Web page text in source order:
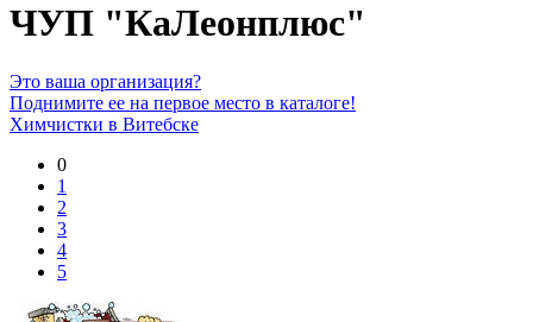
ЧУП "КаЛеонплюс"
Это ваша организация?
Поднимите ее на первое место в каталоге!
Химчистки в Витебске
0
1
2
3
4
5